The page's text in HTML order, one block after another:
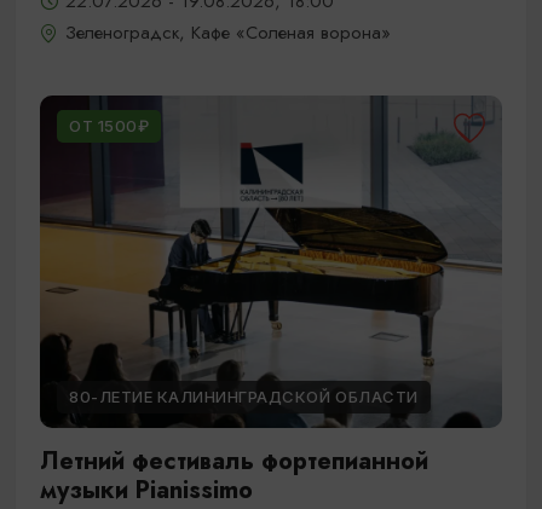
Зеленоградск, Кафе «Соленая ворона»
ОТ 1500₽
80-ЛЕТИЕ КАЛИНИНГРАДСКОЙ ОБЛАСТИ
Летний фестиваль фортепианной
музыки Pianissimo